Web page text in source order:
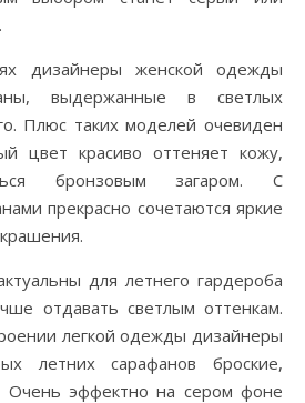
дизайнеры женской одежды
выдержанные в светлых
Плюс таких моделей очевиден
цвет красиво оттеняет кожу,
бронзовым загаром. С
прекрасно сочетаются яркие
для летнего гардероба
отдавать светлым оттенкам.
легкой одежды дизайнеры
летних сарафанов броские,
Очень эффектно на сером фоне